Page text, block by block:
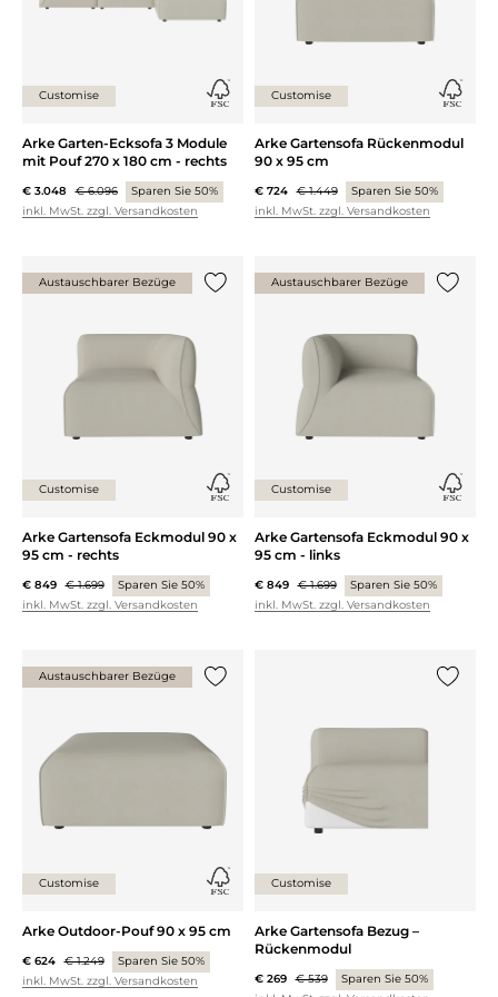
Customise
Arke Garten-Ecksofa 3 Module
mit Pouf 270 x 180 cm - rechts
€ 3.048 € 6.096
Sparen Sie 50%
inkl. MwSt. zzgl. Versandkosten
Customise
Arke Gartensofa Rückenmodul
90 x 95 cm
€ 724 € 1.449
Sparen Sie 50%
inkl. MwSt. zzgl. Versandkosten
Austauschbarer Bezüge
Customise
Arke Gartensofa Eckmodul 90 x
95 cm - rechts
€ 849 € 1.699
Sparen Sie 50%
inkl. MwSt. zzgl. Versandkosten
Austauschbarer Bezüge
Customise
Arke Gartensofa Eckmodul 90 x
95 cm - links
€ 849 € 1.699
Sparen Sie 50%
inkl. MwSt. zzgl. Versandkosten
Austauschbarer Bezüge
Customise
Arke Outdoor-Pouf 90 x 95 cm
€ 624 € 1.249
Sparen Sie 50%
inkl. MwSt. zzgl. Versandkosten
Customise
Arke Gartensofa Bezug –
Rückenmodul
€ 269 € 539
Sparen Sie 50%